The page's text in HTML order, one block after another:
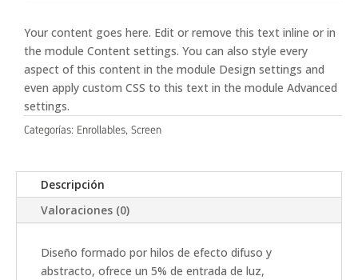
Your content goes here. Edit or remove this text inline or in
the module Content settings. You can also style every
aspect of this content in the module Design settings and
even apply custom CSS to this text in the module Advanced
settings.
Categorías: Enrollables, Screen
Descripción
Valoraciones (0)
Diseño formado por hilos de efecto difuso y
abstracto, ofrece un 5% de entrada de luz,